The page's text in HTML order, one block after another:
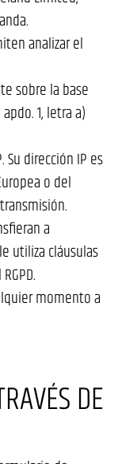
analizar el
sobre la base
1, letra a)
Su dirección IP es
o del
a
utiliza cláusulas
momento a
DE